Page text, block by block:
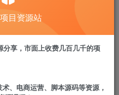
计划(更新10月)
看
9.9
目资源站
享，市面上收费几百几千的项
、电商运营、脚本源码等资源，